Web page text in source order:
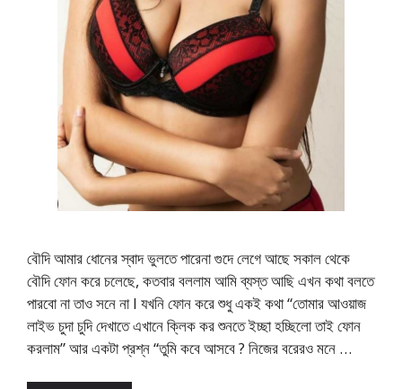
বৌদি আমার ধোনের স্বাদ ভুলতে পারেনা গুদে লেগে আছে সকাল থেকে
বৌদি ফোন করে চলেছে, কতবার বললাম আমি ব্যস্ত আছি এখন কথা বলতে
পারবো না তাও সনে না l যখনি ফোন করে শুধু একই কথা “তোমার আওয়াজ
লাইভ চুদা চুদি দেখাতে এখানে ক্লিক কর শুনতে ইচ্ছা হচ্ছিলো তাই ফোন
করলাম” আর একটা প্রশ্ন “তুমি কবে আসবে ? নিজের বরেরও মনে …